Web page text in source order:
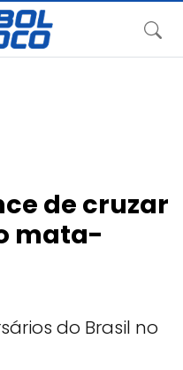
de cruzar
mata-
do Brasil no